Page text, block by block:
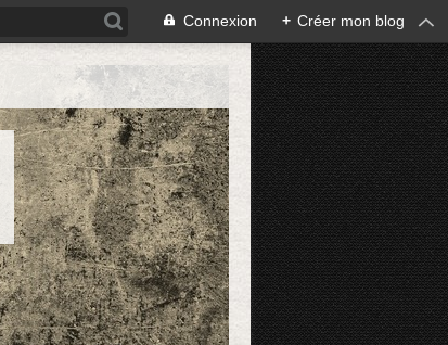
Connexion + Créer mon blog